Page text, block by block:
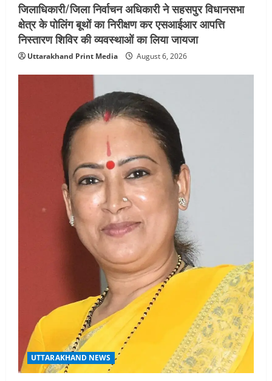
जिलाधिकारी/जिला निर्वाचन अधिकारी ने सहसपुर विधानसभा
क्षेत्र के पोलिंग बूथों का निरीक्षण कर एसआईआर आपत्ति
निस्तारण शिविर की व्यवस्थाओं का लिया जायजा
Uttarakhand Print Media August 6, 2026
UTTARAKHAND NEWS